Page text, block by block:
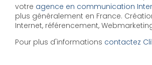
votre agence en communication
plus généralement en France.
Internet, référencement,
Pour plus d'informations contactez